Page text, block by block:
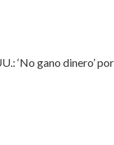
‘No gano dinero’